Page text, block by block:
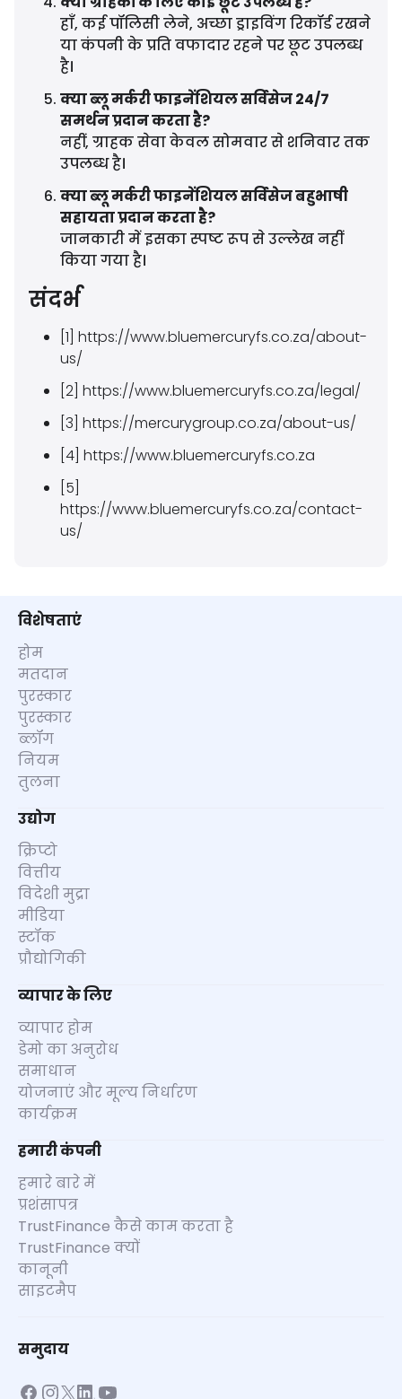
हाँ, कई पॉलिसी लेने, अच्छा ड्राइविंग रिकॉर्ड रखने
या कंपनी के प्रति वफादार रहने पर छूट उपलब्ध
है।
क्या ब्लू मर्करी फाइनेंशियल सर्विसेज 24/7
समर्थन प्रदान करता है?
नहीं, ग्राहक सेवा केवल सोमवार से शनिवार तक
उपलब्ध है।
क्या ब्लू मर्करी फाइनेंशियल सर्विसेज बहुभाषी
सहायता प्रदान करता है?
जानकारी में इसका स्पष्ट रूप से उल्लेख नहीं
किया गया है।
संदर्भ
[1] https://www.bluemercuryfs.co.za/about-
us/
[2] https://www.bluemercuryfs.co.za/legal/
[3] https://mercurygroup.co.za/about-us/
[4] https://www.bluemercuryfs.co.za
[5]
https://www.bluemercuryfs.co.za/contact-
us/
विशेषताएं
होम
मतदान
पुरस्कार
पुरस्कार
ब्लॉग
नियम
तुलना
उद्योग
क्रिप्टो
वित्तीय
विदेशी मुद्रा
मीडिया
स्टॉक
प्रौद्योगिकी
व्यापार के लिए
व्यापार होम
डेमो का अनुरोध
समाधान
योजनाएं और मूल्य निर्धारण
कार्यक्रम
हमारी कंपनी
हमारे बारे में
प्रशंसापत्र
TrustFinance कैसे काम करता है
TrustFinance क्यों
कानूनी
साइटमैप
समुदाय